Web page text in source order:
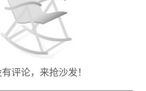
增强商会的凝聚力、向心力、战
创联打造成为青年企业家信赖依
区青创联建设发展的各界人士表
评论，来抢沙发！